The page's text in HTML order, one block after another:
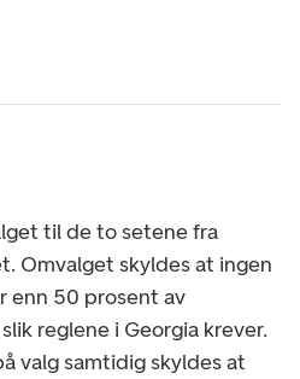
til de to setene fra
Omvalget skyldes at ingen
enn 50 prosent av
reglene i Georgia krever.
valg samtidig skyldes at